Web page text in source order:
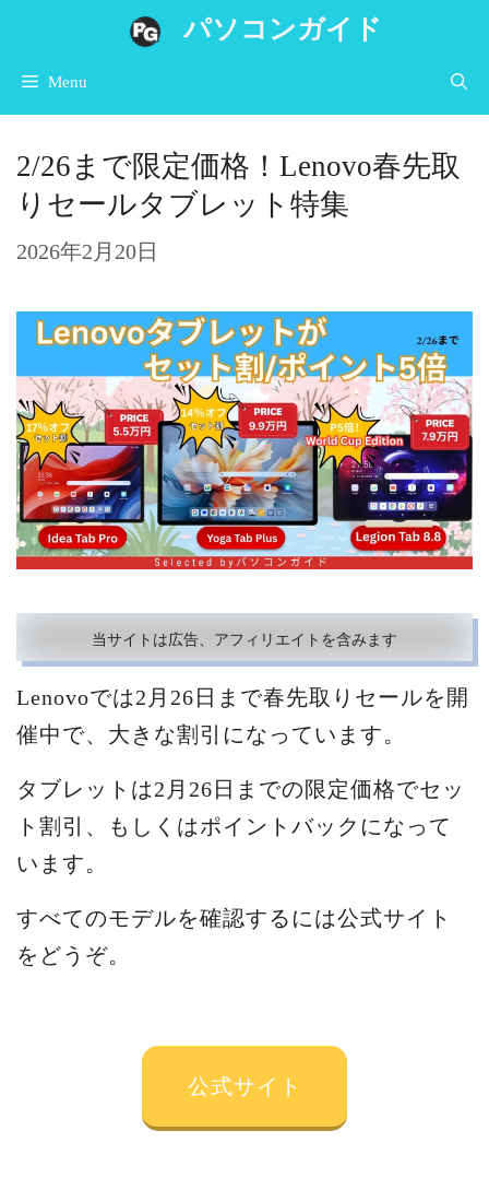
ツ
ス
ッ
パソコンガイド
Menu
2/26まで限定価格！Lenovo春先取
りセールタブレット特集
2026年2月20日
当サイトは広告、アフィリエイトを含みます
Lenovoでは2月26日まで春先取りセールを開
催中で、大きな割引になっています。
タブレットは2月26日までの限定価格でセッ
ト割引、もしくはポイントバックになって
います。
すべてのモデルを確認するには公式サイト
をどうぞ。
公式サイト